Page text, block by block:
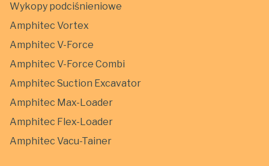
Wykopy podciśnieniowe
Amphitec Vortex
Amphitec V-Force
Amphitec V-Force Combi
Amphitec Suction Excavator
Amphitec Max-Loader
Amphitec Flex-Loader
Amphitec Vacu-Tainer